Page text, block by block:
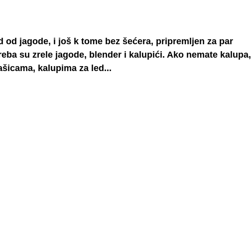
od jagode, i još k tome bez šećera, pripremljen za par
su zrele jagode, blender i kalupići. Ako nemate kalupa,
kalupima za led...